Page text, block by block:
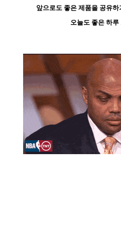
앞으로도 좋은 제품을 공유
오늘도 좋은 하